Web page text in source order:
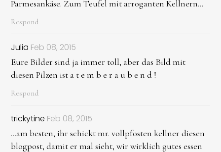
Parmesankäse. Zum Teufel mit arroganten Kellnern...
Respond
Julia Feb 08, 2015
Eure Bilder sind ja immer toll, aber das Bild mit
diesen Pilzen ist a t e m b e r a u b e n d !
Respond
trickytine Feb 08, 2015
...am besten, ihr schickt mr. vollpfosten kellner diesen
blogpost, damit er mal sieht, wir wirklich gutes essen